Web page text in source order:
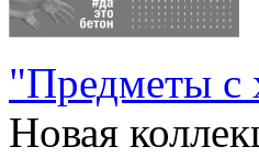
"Предметы с
Новая